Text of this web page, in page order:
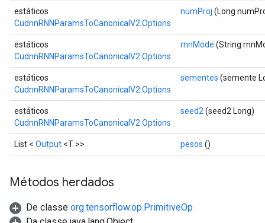
estáticos
CudnnRNNParamsToCanonicalV2.Options
numProj (Long
estáticos
CudnnRNNParamsToCanonicalV2.Options
rnnMode (String
estáticos
CudnnRNNParamsToCanonicalV2.Options
sementes (semente
estáticos
CudnnRNNParamsToCanonicalV2.Options
seed2 (seed2 Long)
List < Output <T >> pesos ()
Métodos herdados
De classe org.tensorflow.op.PrimitiveOp